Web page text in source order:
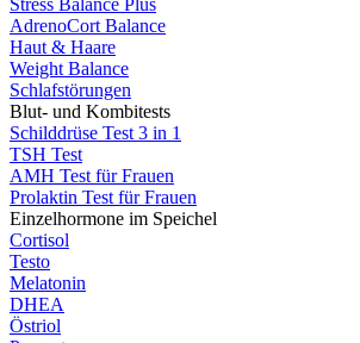
AdrenoCort Balance
Haut & Haare
Weight Balance
Schlafstörungen
Blut- und Kombitests
Schilddrüse Test 3 in 1
TSH Test
AMH Test für Frauen
Prolaktin Test für Frauen
Einzelhormone im Speichel
Cortisol
Testo
Melatonin
DHEA
Östriol